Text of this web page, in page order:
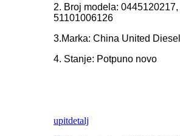
2. Broj modela:
51101006126
3.Marka: China United Diesel
4. Stanje: Potpuno novo
upitdetalj